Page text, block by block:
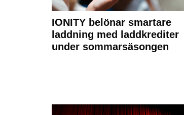
IONITY belönar smartare
laddning med laddkrediter
under sommarsäsongen